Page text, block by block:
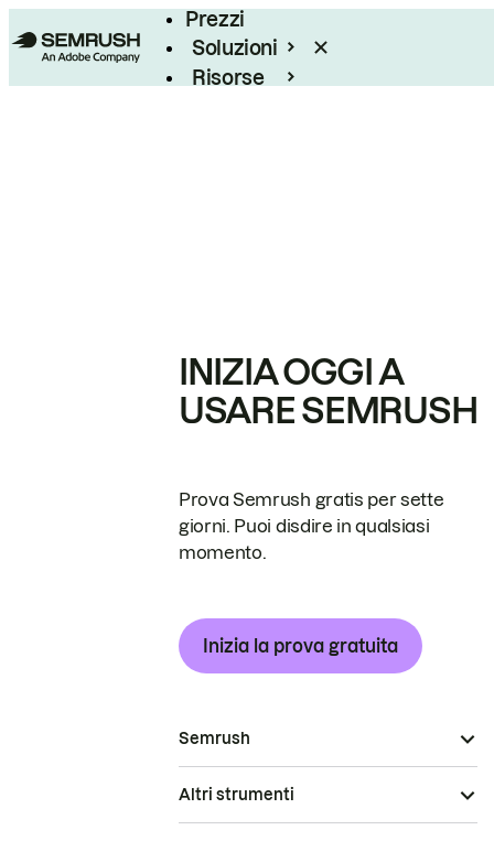
Prezzi
Soluzioni
Risorse
INIZIA OGGI A
USARE SEMRUSH
Prova Semrush gratis per sette
giorni. Puoi disdire in qualsiasi
momento.
Inizia la prova gratuita
Semrush
Altri strumenti